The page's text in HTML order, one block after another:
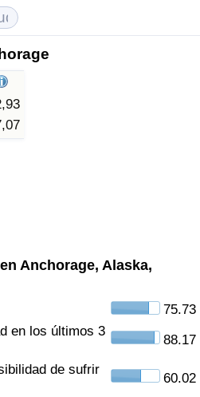
Anchorage, Alaska,
75.73
en los últimos 3
88.17
de sufrir
60.02
país
(Actual)
por País
(Actual)
por país
Criminalidad
país